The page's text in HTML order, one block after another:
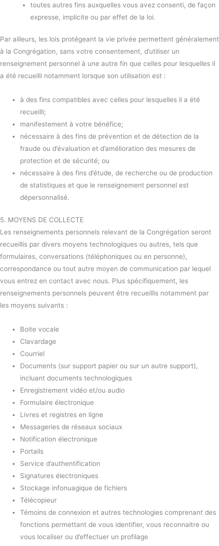
toutes autres fins auxquelles vous avez consenti, de façon
expresse, implicite ou par effet de la loi.
Par ailleurs, les lois protégeant la vie privée permettent généralement
à la Congrégation, sans votre consentement, d’utiliser un
renseignement personnel à une autre fin que celles pour lesquelles il
a été recueilli notamment lorsque son utilisation est :
à des fins compatibles avec celles pour lesquelles il a été
recueilli;
manifestement à votre bénéfice;
nécessaire à des fins de prévention et de détection de la
fraude ou d’évaluation et d’amélioration des mesures de
protection et de sécurité; ou
nécessaire à des fins d’étude, de recherche ou de production
de statistiques et que le renseignement personnel est
dépersonnalisé.
5. MOYENS DE COLLECTE
Les renseignements personnels relevant de la Congrégation seront
recueillis par divers moyens technologiques ou autres, tels que
formulaires, conversations (téléphoniques ou en personne),
correspondance ou tout autre moyen de communication par lequel
vous entrez en contact avec nous. Plus spécifiquement, les
renseignements personnels peuvent être recueillis notamment par
les moyens suivants :
Boite vocale
Clavardage
Courriel
Documents (sur support papier ou sur un autre support),
incluant documents technologiques
Enregistrement vidéo et/ou audio
Formulaire électronique
Livres et registres en ligne
Messageries de réseaux sociaux
Notification électronique
Portails
Service d’authentification
Signatures électroniques
Stockage infonuagique de fichiers
Télécopieur
Témoins de connexion et autres technologies comprenant des
fonctions permettant de vous identifier, vous reconnaitre ou
vous localiser ou d’effectuer un profilage